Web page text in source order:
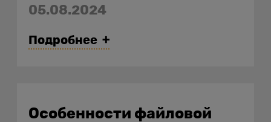
05.08.2024
Подробнее
Особенности файловой